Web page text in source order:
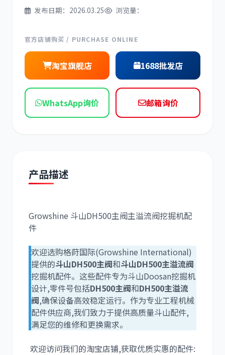
现代 帕金斯
奔驰 加藤
发布日期：2026.03.25 浏览量：
官方店铺购买 / PURCHASE ONLINE
淘宝旗舰店 1688批发店
WhatsApp询价 邮箱询价
产品描述
Growshine 斗山DH500主阀主溢流阀挖掘机配
件
欢迎选购格莳国际(Growshine International)
提供的斗山DH500主阀和斗山DH500主溢流阀
挖掘机配件。这些配件专为斗山Doosan挖掘机
设计,零件号包括DH500主阀和DH500主溢流
阀,确保设备高效稳定运行。作为专业工程机械
配件供应商,我们致力于提供高质量斗山配件,
满足您的维修和更换需求。
欢迎访问我们的淘宝店铺,获取优质实惠的配件: